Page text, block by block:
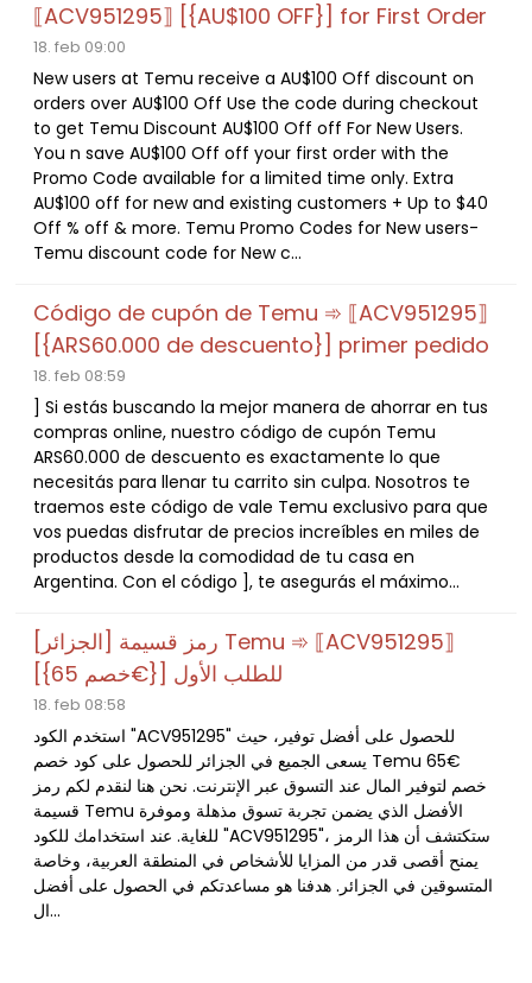
⟦ACV951295⟧ [{AU$100 OFF}] for First Order
18. feb 09:00
New users at Temu receive a AU$100 Off discount on
orders over AU$100 Off Use the code during checkout
to get Temu Discount AU$100 Off off For New Users.
You n save AU$100 Off off your first order with the
Promo Code available for a limited time only. Extra
AU$100 off for new and existing customers + Up to $40
Off % off & more. Temu Promo Codes for New users-
Temu discount code for New c...
Código de cupón de Temu ➾ ⟦ACV951295⟧
[{ARS60.000 de descuento}] primer pedido
18. feb 08:59
] Si estás buscando la mejor manera de ahorrar en tus
compras online, nuestro código de cupón Temu
ARS60.000 de descuento es exactamente lo que
necesitás para llenar tu carrito sin culpa. Nosotros te
traemos este código de vale Temu exclusivo para que
vos puedas disfrutar de precios increíbles en miles de
productos desde la comodidad de tu casa en
Argentina. Con el código ], te asegurás el máximo...
[الجزائر] رمز قسيمة Temu ➾ ⟦ACV951295⟧
[{خصم 65€}] للطلب الأول
18. feb 08:58
استخدم الكود "ACV951295" للحصول على أفضل توفير، حيث
يسعى الجميع في الجزائر للحصول على كود خصم Temu 65€
خصم لتوفير المال عند التسوق عبر الإنترنت. نحن هنا لنقدم لكم رمز
قسيمة Temu الأفضل الذي يضمن تجربة تسوق مذهلة وموفرة
للغاية. عند استخدامك للكود "ACV951295"، ستكتشف أن هذا الرمز
يمنح أقصى قدر من المزايا للأشخاص في المنطقة العربية، وخاصة
المتسوقين في الجزائر. هدفنا هو مساعدتكم في الحصول على أفضل
ال...